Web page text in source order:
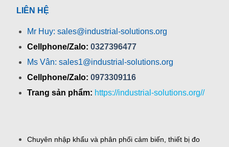
LIÊN HỆ
Mr Huy: sales@industrial-solutions.org
Cellphone/Zalo: 0327396477
Ms Vân: sales1@industrial-solutions.org
Cellphone/Zalo: 0973309116
Trang sản phẩm: https://industrial-solutions.org//
Chuyên nhập khẩu và phân phối cảm biến, thiết bị đo